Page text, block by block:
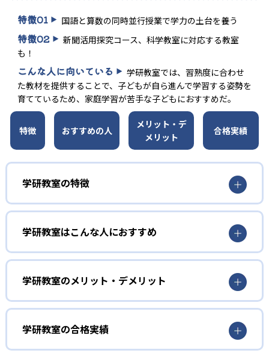
特徴01 国語と算数の同時並行授業で学力の土台を養う
特徴02
新聞活用探究コース、科学教室に対応する教室
も！
こんな人に向いている
学研教室では、習熟度に合わせ
た教材を提供することで、子どもが自ら進んで学習する姿勢を
育てているため、家庭学習が苦手な子どもにおすすめだ。
特徴 おすすめの人
メリット・デ
メリット
合格実績
学研教室の特徴
01
3歳から高校生まで「無学年方式」で個別指導
学研教室は、0･1･2歳から高校生までを対象として個別指導
解度を最優先して学習を進める「無学年方式」を採用して
いることが特徴だ。この「無学年方式」では、生徒が個々
のペースで学習することができるため、一度立ち止まって
わからないところをしっかり学習したり、余裕がある場合
はどんどん先取り学習を進めたりすることも可能である。
02
学研教室はこんな人におすすめ
勉強全体の底力を上げたい人向け
学研教室は、生徒の「わかった！」を重視する形で個別指
導を行っている。無理なく学習を進められるよう「無学年
方式」を採用しており、わからない問題がある場合は立ち
止まってじっくりと学習することができる。また、覚えた
知識の量などで測りやすい「見える力」だけでなく、学習
学研教室のメリット・デメリット
学研教室の合格実績